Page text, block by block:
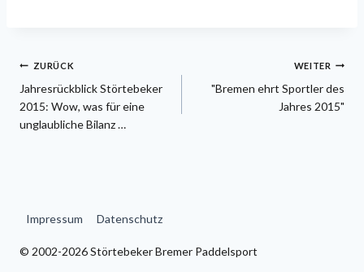
Beitragsnavigation
ZURÜCK
Jahresrückblick Störtebeker
2015: Wow, was für eine
unglaubliche Bilanz …
WEITER
"Bremen ehrt Sportler des
Jahres 2015"
Impressum Datenschutz
© 2002-2026 Störtebeker Bremer Paddelsport